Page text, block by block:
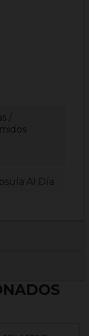
/
Al Día